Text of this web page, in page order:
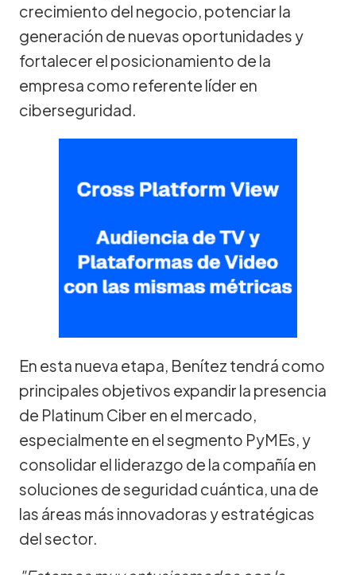
crecimiento del negocio, potenciar la
generación de nuevas oportunidades y
fortalecer el posicionamiento de la
empresa como referente líder en
ciberseguridad.
En esta nueva etapa, Benítez tendrá como
principales objetivos expandir la presencia
de Platinum Ciber en el mercado,
especialmente en el segmento PyMEs, y
consolidar el liderazgo de la compañía en
soluciones de seguridad cuántica, una de
las áreas más innovadoras y estratégicas
del sector.